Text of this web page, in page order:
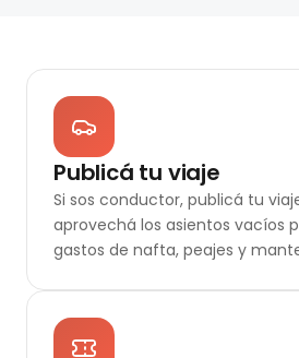
Publicá tu viaje
Si sos conductor, publicá tu
aprovechá los asientos vacíos
gastos de nafta, peajes y